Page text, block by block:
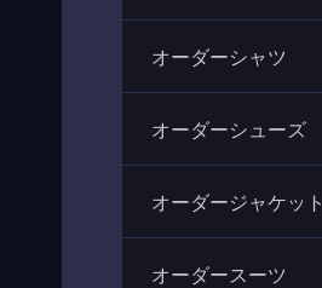
オーダーシャツ
オーダーシューズ
オーダージャケット
オーダースーツ